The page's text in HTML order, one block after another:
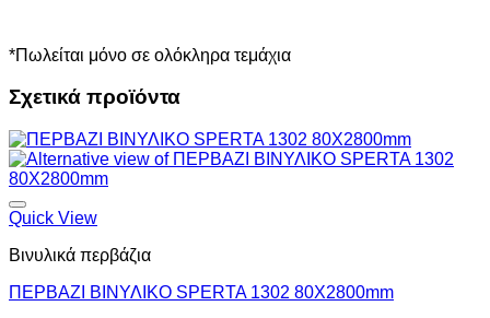
*Πωλείται μόνο σε ολόκληρα τεμάχια
Σχετικά προϊόντα
Quick View
Βινυλικά περβάζια
ΠΕΡΒΑΖΙ BIΝΥΛΙΚΟ SPERTA 1302 80Χ2800mm